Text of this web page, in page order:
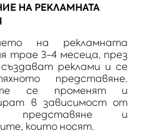
НА РЕКЛАМНАТА
на рекламната
трае 3-4 месеца, през
реклами и се
представяне.
се променят и
в зависимост от
представяне и
които носят.